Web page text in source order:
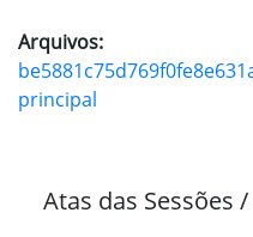
Arquivos:
principal
Atas das Sessões